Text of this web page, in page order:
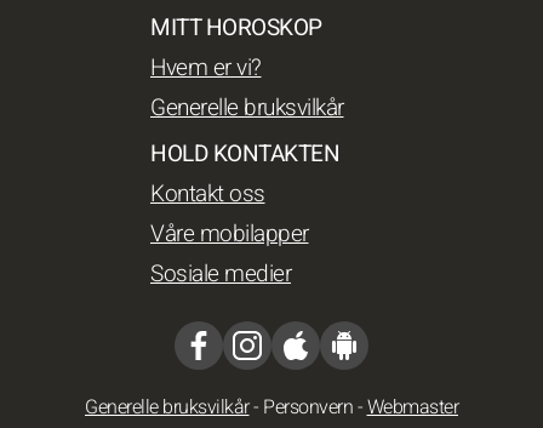
MITT HOROSKOP
Hvem er vi?
Generelle bruksvilkår
HOLD KONTAKTEN
Kontakt oss
Våre mobilapper
Sosiale medier
Generelle bruksvilkår- Personvern-Webmaster